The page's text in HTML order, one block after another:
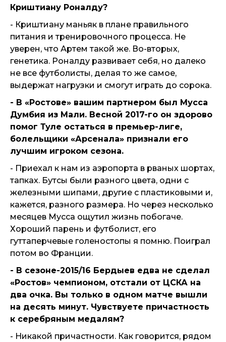
Криштиану Роналду?
- Криштиану маньяк в плане правильного
питания и тренировочного процесса. Не
уверен, что Артем такой же. Во-вторых,
генетика. Роналду развивает себя, но далеко
не все футболисты, делая то же самое,
выдержат нагрузки и смогут играть до сорока.
- В «Ростове» вашим партнером был Мусса
Думбия из Мали. Весной 2017-го он здорово
помог Туле остаться в премьер-лиге,
болельщики «Арсенала» признали его
лучшим игроком сезона.
- Приехал к нам из аэропорта в рваных шортах,
тапках. Бутсы были разного цвета, одни с
железными шипами, другие с пластиковыми и,
кажется, разного размера. Но через несколько
месяцев Мусса ощутил жизнь побогаче.
Хороший парень и футболист, его
гуттаперчевые голеностопы я помню. Поиграл
потом во Франции.
- В сезоне-2015/16 Бердыев едва не сделал
«Ростов» чемпионом, отстали от ЦСКА на
два очка. Вы только в одном матче вышли
на десять минут. Чувствуете причастность
к серебряным медалям?
- Никакой причастности. Как говорится, рядом